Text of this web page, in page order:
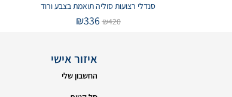
סנדלי רצועות סוליה תואמת בצבע ורוד
₪420
₪336
איזור אישי
החשבון שלי